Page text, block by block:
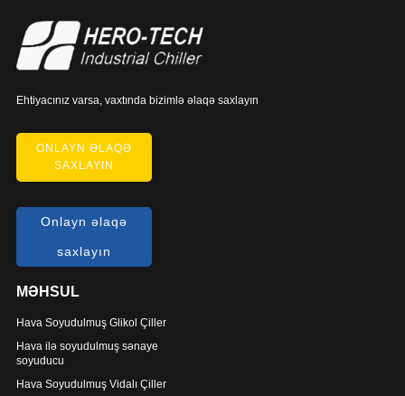
Ehtiyacınız varsa, vaxtında bizimlə əlaqə saxlayın
ONLAYN ƏLAQƏ
SAXLAYIN
Onlayn əlaqə
saxlayın
MƏHSUL
Hava Soyudulmuş Glikol Çiller
Hava ilə soyudulmuş sənaye
soyuducu
Hava Soyudulmuş Vidalı Çiller